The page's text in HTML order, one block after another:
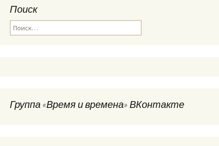
Поиск
Найти:
Группа «Время и времена» ВКонтакте